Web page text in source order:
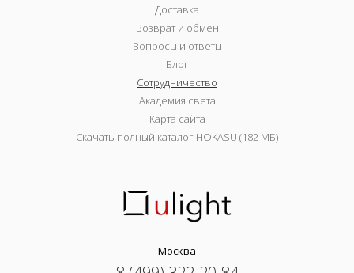
Доставка
Возврат и обмен
Вопросы и ответы
Блог
Сотрудничество
Академия света
Карта сайта
Скачать полный каталог HOKASU (182 МБ)
Москва